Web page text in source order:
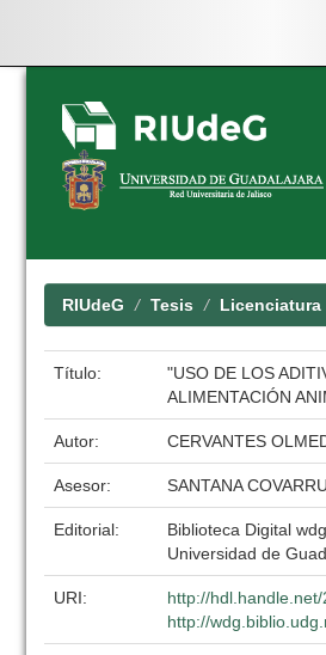
Skip
navigation
RIUdeG Tesis Licenciatura
Título:
"USO DE LOS
ALIMENTACIÓN
Autor: CERVANTES
Asesor: SANTANA
Editorial:
Biblioteca Digital
Universidad de
URI:
http://
http://